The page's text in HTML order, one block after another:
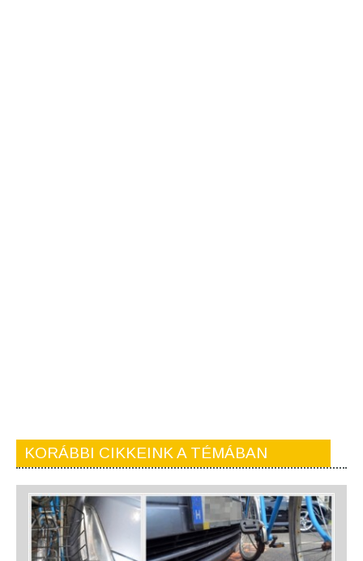
KORÁBBI CIKKEINK A TÉMÁBAN